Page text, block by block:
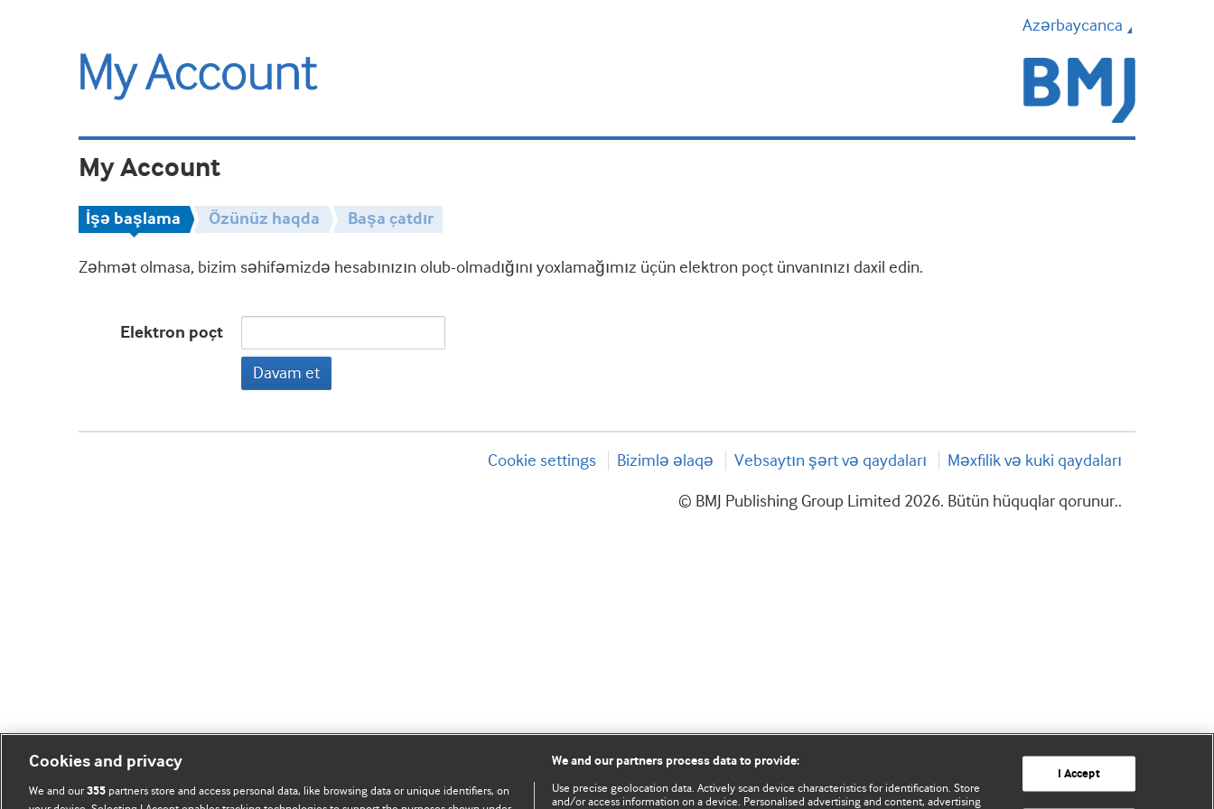
Azərbaycanca
My Account
İşə başlama Özünüz haqda Başa çatdır
Zəhmət olmasa, bizim səhifəmizdə hesabınızın olub-olmadığını yoxlamağımız üçün elektron poçt ünvanınızı daxil edin.
Elektron poçt
Davam et
Cookie settings Bizimlə əlaqə Vebsaytın şərt və qaydaları Məxfilik və kuki qaydaları
© BMJ Publishing Group Limited 2026. Bütün hüquqlar qorunur..
Cookies and privacy
We and our355 partners store and access personal data, like browsing data or unique identifiers, on
We and our partners process data to provide:
Use precise geolocation data. Actively scan device characteristics for identification. Store
and/or access information on a device. Personalised advertising and content, advertising
I Accept